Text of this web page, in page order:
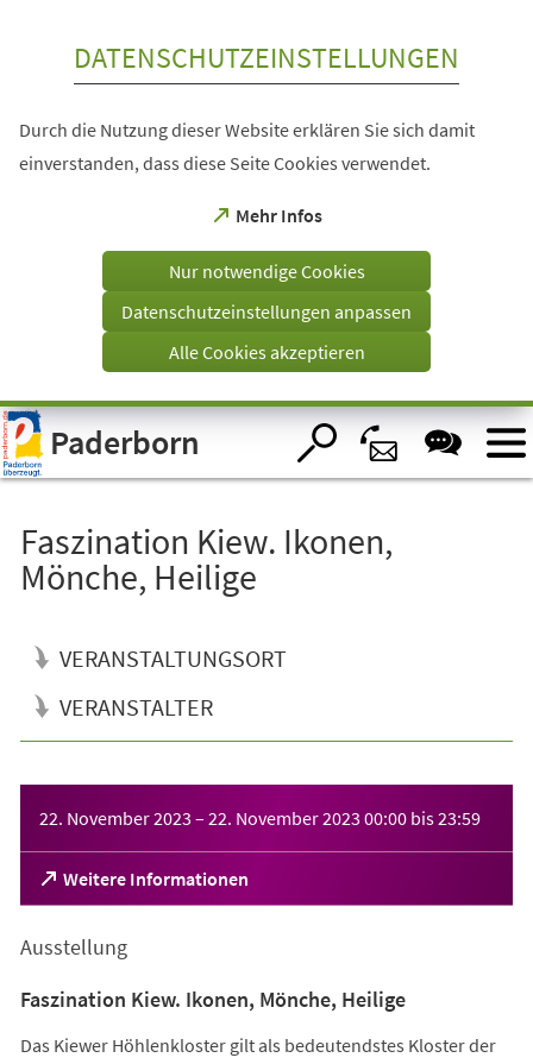
Visuelle
Assistenzsoftware
öffnen.
DATENSCHUTZEINSTELLUNGEN
Durch die Nutzung dieser Website erklären Sie sich damit
einverstanden, dass diese Seite Cookies verwendet.
Mehr Infos
(Öffnet
einem
Tab)
Nur notwendige Cookies
Datenschutzeinstellungen anpassen
Alle Cookies akzeptieren
Paderborn
Faszination Kiew. Ikonen,
Mönche, Heilige
VERANSTALTUNGSORT
VERANSTALTER
22. November 2023 – 22. November 2023 00:00 bis23:59
Weitere Informationen
(Öffnet
in
neuen
Ausstellung
Faszination Kiew. Ikonen, Mönche, Heilige
Das Kiewer Höhlenkloster gilt als bedeutendstes Kloster der